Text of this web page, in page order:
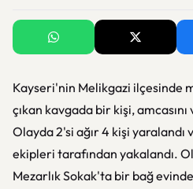
Kayseri'nin Melikgazi ilçesinde
çıkan kavgada bir kişi, amcasını
Olayda 2'si ağır 4 kişi yaralandı
ekipleri tarafından yakalandı.
Mezarlık Sokak'ta bir bağ